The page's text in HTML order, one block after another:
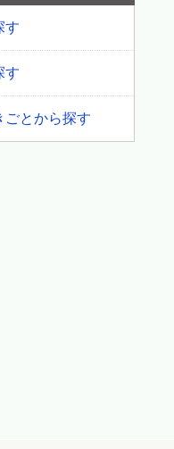
す
す
ごとから探す